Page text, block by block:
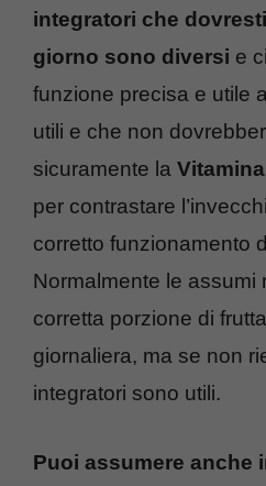
integratori che
giorno sono diversi e
funzione precisa e utile
utili e che non
sicuramente la
per contrastare
corretto funzionamento
Normalmente le assumi
corretta porzione di
giornaliera, ma se non
integratori sono utili.
Puoi assumere anche